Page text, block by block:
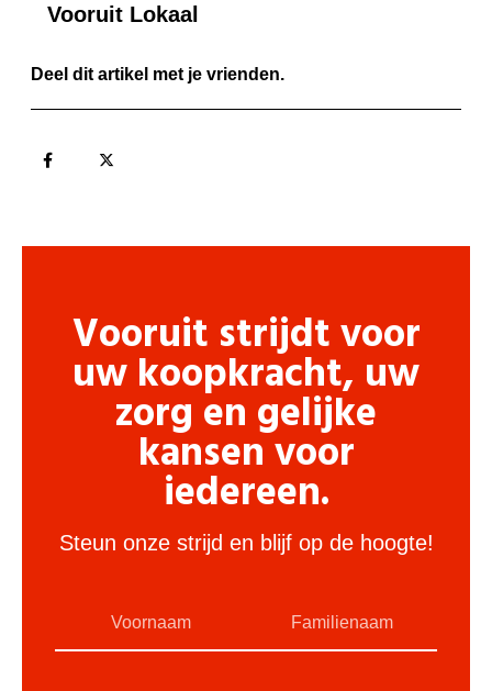
Vooruit Lokaal
Deel dit artikel met je vrienden.
Vooruit strijdt voor
uw koopkracht, uw
zorg en gelijke
kansen voor
iedereen.
Steun onze strijd en blijf op de hoogte!